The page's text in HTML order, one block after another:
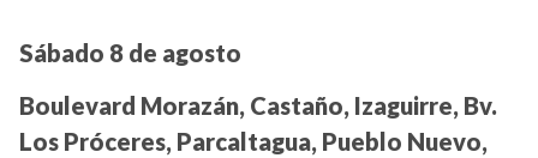
Sábado 8 de agosto
Boulevard Morazán, Castaño, Izaguirre, Bv.
Los Próceres, Parcaltagua, Pueblo Nuevo,